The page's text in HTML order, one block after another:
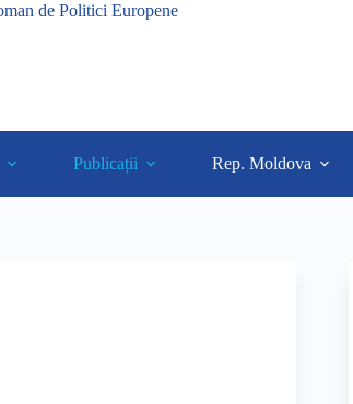
Publicații Rep. Moldova